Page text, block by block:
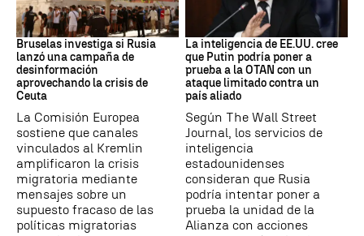
Desinformación rusa
Bruselas investiga si Rusia
lanzó una campaña de
desinformación
aprovechando la crisis de
Ceuta
La Comisión Europea
sostiene que canales
vinculados al Kremlin
amplificaron la crisis
migratoria mediante
mensajes sobre un
supuesto fracaso de las
políticas migratorias
OTAN
La inteligencia de EE.UU. cree
que Putin podría poner a
prueba a la OTAN con un
ataque limitado contra un
país aliado
Según The Wall Street
Journal, los servicios de
inteligencia
estadounidenses
consideran que Rusia
podría intentar poner a
prueba la unidad de la
Alianza con acciones